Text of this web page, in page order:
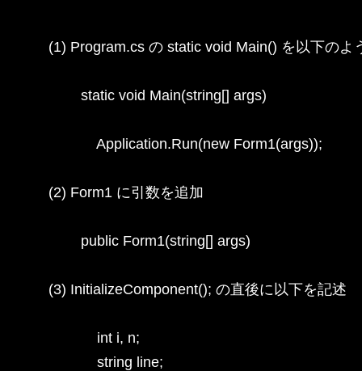
(1) Program.cs の static void Main() を以下のよ
        static void Main(string[] args)
            Application.Run(new Form1(args));
(2) Form1 に引数を追加
        public Form1(string[] args)
(3) InitializeComponent(); の直後に以下を記述
            int i, n;
            string line;